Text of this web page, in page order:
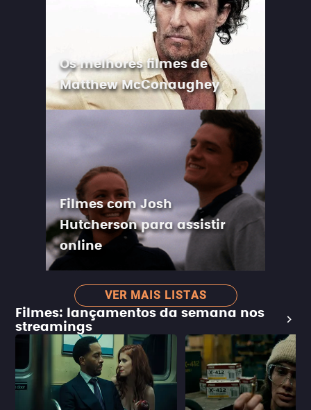
Os melhores filmes de
Matthew McConaughey
Filmes com Josh
Hutcherson para assistir
online
VER MAIS LISTAS
Filmes: lançamentos da semana nos
streamings